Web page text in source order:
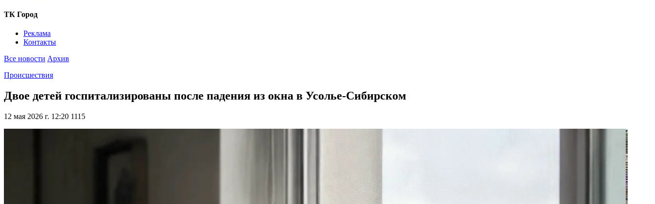
ТК Город
Реклама
Контакты
Все новости Архив
Происшествия
Двое детей госпитализированы после падения из окна в Усолье-Сибирском
12 мая 2026 г. 12:20 1115